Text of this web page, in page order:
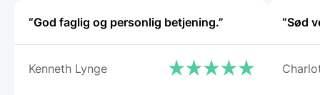
“God faglig og personlig betjening.”
Kenneth Lynge
“Sød